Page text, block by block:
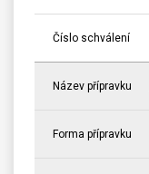
Číslo schválení
Název přípravku
Forma přípravku